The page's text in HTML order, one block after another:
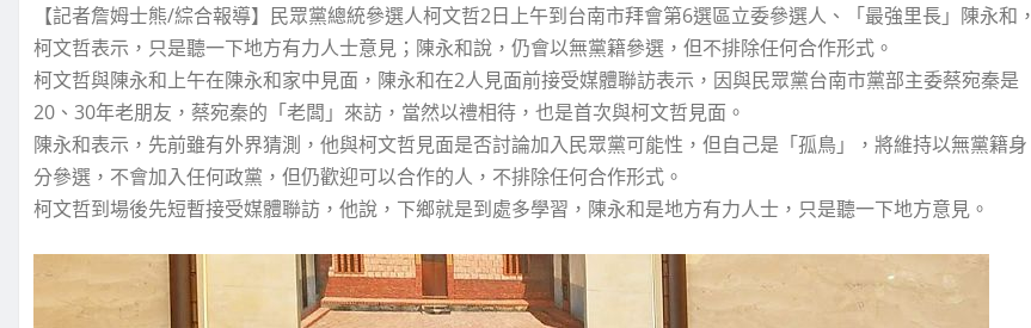
【記者詹姆士熊/綜合報導】民眾黨總統參選人柯文哲2日上午到台南市拜會第6選區立委參選人、「最強里長」陳永和，
柯文哲表示，只是聽一下地方有力人士意見；陳永和說，仍會以無黨籍參選，但不排除任何合作形式。
柯文哲與陳永和上午在陳永和家中見面，陳永和在2人見面前接受媒體聯訪表示，因與民眾黨台南市黨部主委蔡宛秦是
20、30年老朋友，蔡宛秦的「老闆」來訪，當然以禮相待，也是首次與柯文哲見面。
陳永和表示，先前雖有外界猜測，他與柯文哲見面是否討論加入民眾黨可能性，但自己是「孤鳥」，將維持以無黨籍身
分參選，不會加入任何政黨，但仍歡迎可以合作的人，不排除任何合作形式。
柯文哲到場後先短暫接受媒體聯訪，他說，下鄉就是到處多學習，陳永和是地方有力人士，只是聽一下地方意見。